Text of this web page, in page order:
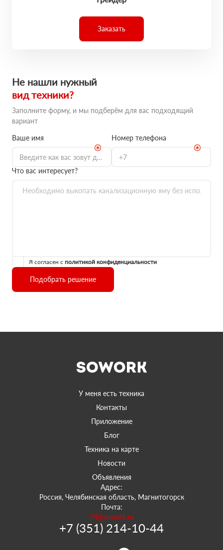
Заказать
Не нашли нужный
вид техники?
Заполните форму, и мы подберём для вас подходящий
вариант
Ваше имя
Номер телефона
Что вас интересует?
Я согласен с политикой конфиденциальности
Подобрать решение
У меня есть техника
Контакты
Приложение
Блог
Техника на карте
Новости
Объявления
Адрес:
Россия, Челябинская область, Магнитогорск
Почта:
74@sowork.ru
+7 (351) 214-10-44